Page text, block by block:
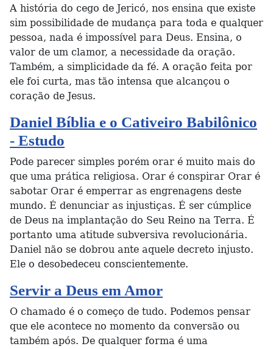
A história do cego de Jericó, nos ensina que existe
sim possibilidade de mudança para toda e qualquer
pessoa, nada é impossível para Deus. Ensina, o
valor de um clamor, a necessidade da oração.
Também, a simplicidade da fé. A oração feita por
ele foi curta, mas tão intensa que alcançou o
coração de Jesus.
Daniel Bíblia e o Cativeiro Babilônico
- Estudo
Pode parecer simples porém orar é muito mais do
que uma prática religiosa. Orar é conspirar Orar é
sabotar Orar é emperrar as engrenagens deste
mundo. É denunciar as injustiças. É ser cúmplice
de Deus na implantação do Seu Reino na Terra. É
portanto uma atitude subversiva revolucionária.
Daniel não se dobrou ante aquele decreto injusto.
Ele o desobedeceu conscientemente.
Servir a Deus em Amor
O chamado é o começo de tudo. Podemos pensar
que ele acontece no momento da conversão ou
também após. De qualquer forma é uma